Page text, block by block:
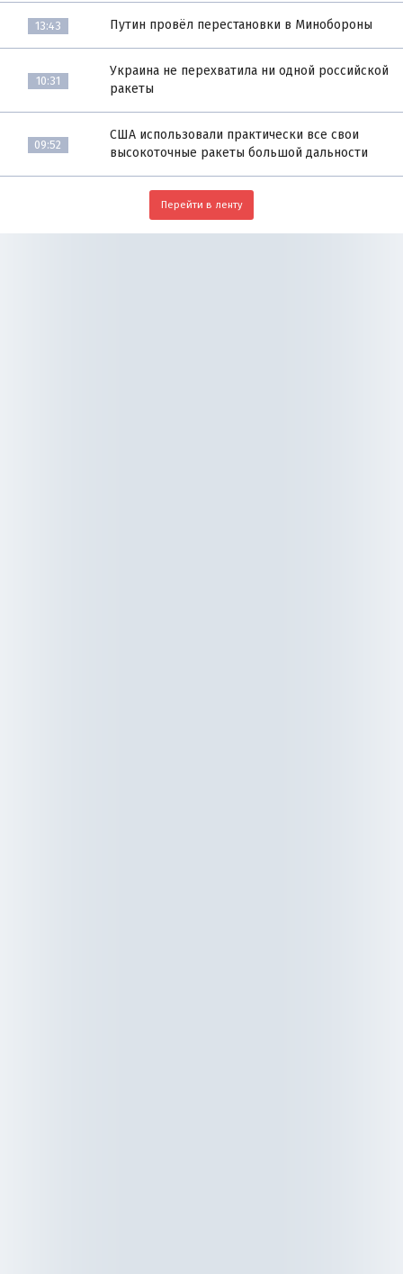
13:43 Путин провёл перестановки в Минобороны
10:31
Украина не перехватила ни одной российской
ракеты
09:52
США использовали практически все свои
высокоточные ракеты большой дальности
Перейти в ленту